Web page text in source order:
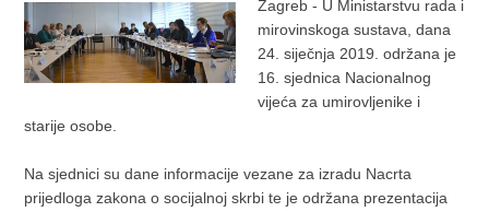
Zagreb - U Ministarstvu rada i
mirovinskoga sustava, dana
24. siječnja 2019. održana je
16. sjednica Nacionalnog
vijeća za umirovljenike i
starije osobe.
Na sjednici su dane informacije vezane za izradu Nacrta
prijedloga zakona o socijalnoj skrbi te je održana prezentacija